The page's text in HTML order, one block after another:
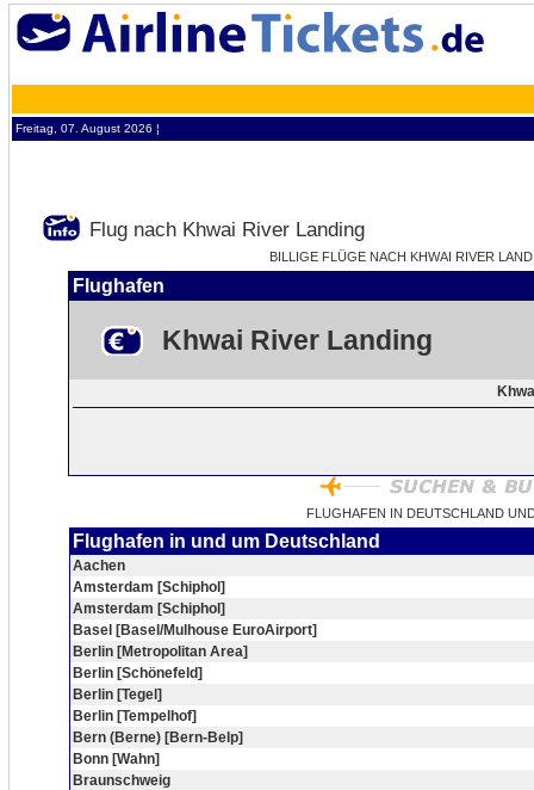
Freitag, 07. August 2026 ¦
Flug nach Khwai River Landing
BILLIGE FLÜGE NACH KHWAI RIVER
Flughafen
Khwai River Landing
FLUGHAFEN IN DEUTSCHLAND
Flughafen in und um Deutschland
Aachen
Amsterdam [Schiphol]
Amsterdam [Schiphol]
Basel [Basel/Mulhouse EuroAirport]
Berlin [Metropolitan Area]
Berlin [Schönefeld]
Berlin [Tegel]
Berlin [Tempelhof]
Bern (Berne) [Bern-Belp]
Bonn [Wahn]
Braunschweig